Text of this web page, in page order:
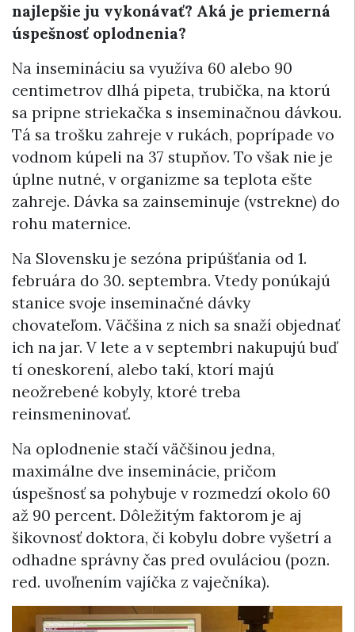
najlepšie ju vykonávať? Aká je priemerná
úspešnosť oplodnenia?
Na insemináciu sa využíva 60 alebo 90
centimetrov dlhá pipeta, trubička, na ktorú
sa pripne striekačka s inseminačnou dávkou.
Tá sa trošku zahreje v rukách, poprípade vo
vodnom kúpeli na 37 stupňov. To však nie je
úplne nutné, v organizme sa teplota ešte
zahreje. Dávka sa zainseminuje (vstrekne) do
rohu maternice.
Na Slovensku je sezóna pripúšťania od 1.
februára do 30. septembra. Vtedy ponúkajú
stanice svoje inseminačné dávky
chovateľom. Väčšina z nich sa snaží objednať
ich na jar. V lete a v septembri nakupujú buď
tí oneskorení, alebo takí, ktorí majú
neožrebené kobyly, ktoré treba
reinsmeninovať.
Na oplodnenie stačí väčšinou jedna,
maximálne dve inseminácie, pričom
úspešnosť sa pohybuje v rozmedzí okolo 60
až 90 percent. Dôležitým faktorom je aj
šikovnosť doktora, či kobylu dobre vyšetrí a
odhadne správny čas pred ovuláciou (pozn.
red. uvoľnením vajíčka z vaječníka).